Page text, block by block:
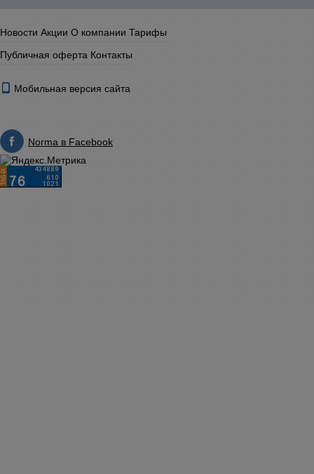
Новости Акции О компании Тарифы
Публичная оферта Контакты
Мобильная версия сайта
Norma в Facebook